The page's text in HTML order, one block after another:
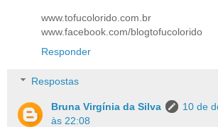
www.tofucolorido.com.br
www.facebook.com/blogtofucolorido
Responder
Respostas
Bruna Virgínia da Silva
10 de
às 22:08